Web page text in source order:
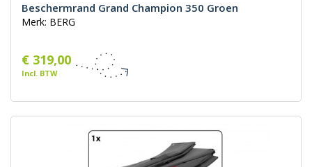
Beschermrand Grand Champion 350 Groen
Merk: BERG
€ 319,00
Incl. BTW